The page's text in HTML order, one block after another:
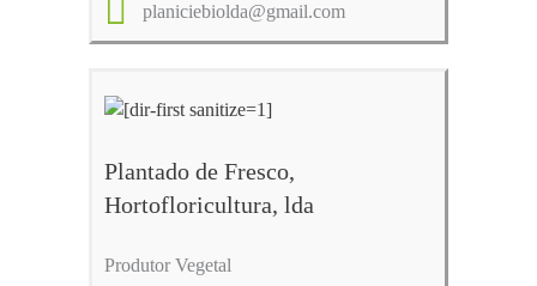
planiciebiolda@gmail.com
Plantado de Fresco,
Hortofloricultura, lda
Produtor Vegetal